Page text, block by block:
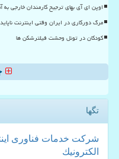
اوپن ای آی بهای ترجیح کارمندان خارجی به
مرگ دورکاری در ایران وقتی اینترنت
کودکان در تونل وحشت فیلترشکن ها
تگها
شركت خدمات فناوری
الكترونیك